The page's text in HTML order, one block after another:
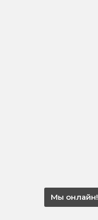
Мы онлайн!